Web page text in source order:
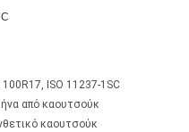
100R17, ISO 11237-1SC
από καουτσούκ
καουτσούκ